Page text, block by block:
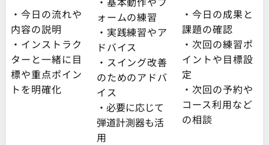
・今日の流れや
内容の説明
・インストラク
ターと一緒に目
標や重点ポイン
トを明確化
ォームの練習
・実践練習やア
ドバイス
・スイング改善
のためのアドバ
イス
・必要に応じて
弾道計測器も活
用
・今日の成果と
課題の確認
・次回の練習ポ
イントや目標設
定
・次回の予約や
コース利用など
の相談